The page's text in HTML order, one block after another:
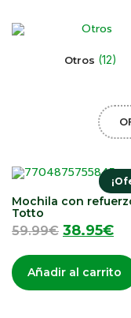
Otros (12)
Mochila con
Totto
59.99€ 38.95€
Añadir al carrito